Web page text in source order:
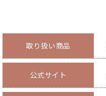
取り扱い商品
公式サイト